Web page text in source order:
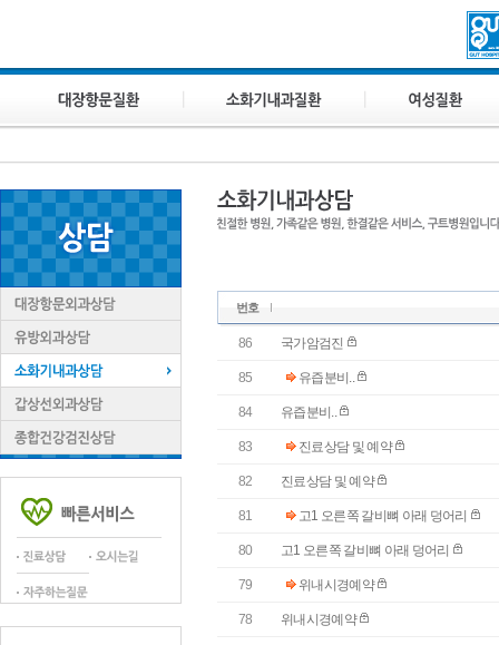
번호
86 국가암검진
85 유즙분비..
84 유즙분비..
83 진료상담 및 예약
82 진료상담 및 예약
81 고1 오른쪽 갈비뼈 아래 덩어리
80 고1 오른쪽 갈비뼈 아래 덩어리
79 위내시경예약
78 위내시경예약